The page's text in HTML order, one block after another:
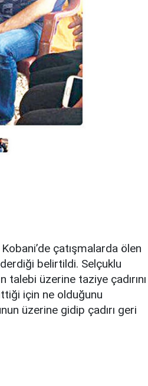
çatışmalarda ölen
belirtildi. Selçuklu
talebi üzerine taziye çadırını
için ne olduğunu
üzerine gidip çadırı geri